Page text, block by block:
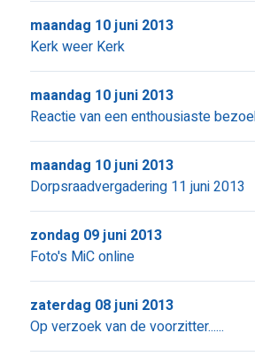
Kerk weer Kerk
maandag 10 juni 2013
Reactie van een enthousiaste
maandag 10 juni 2013
Dorpsraadvergadering 11 juni 2013
maandag 10 juni 2013
Foto's MiC online
zondag 09 juni 2013
Op verzoek van de voorzitter......
zaterdag 08 juni 2013